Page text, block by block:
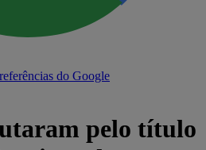
do Google
pelo título